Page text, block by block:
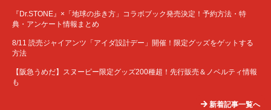
『Dr.STONE』×「地球の歩き方」コラボブック発売決定！予約方法・特
典・アンケート情報まとめ
8/11 読売ジャイアンツ「アイダ設計デー」開催！限定グッズをゲットする
方法
【阪急うめだ】スヌーピー限定グッズ200種超！先行販売＆ノベルティ情報
も
新着記事一覧へ